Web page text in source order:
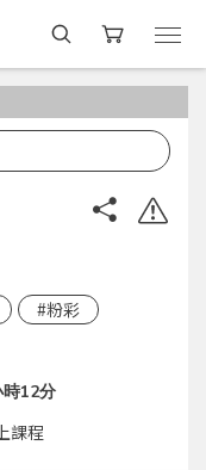
#粉彩
時12分
課程